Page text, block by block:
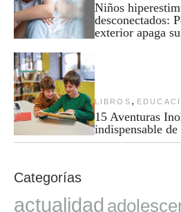
Niños
desconectados:
exterior apaga
LIBROS ,
15 Aventuras
indispensable
Categorías
actualidad